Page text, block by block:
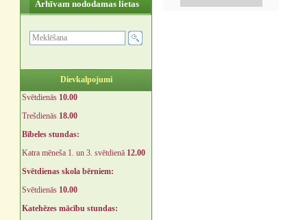
Arhīvam nododamas lietas
Dievkalpojumi
Svētdienās 10.00
Trešdienās 18.00
Bībeles stundas:
Katra mēneša 1. un 3. svētdienā 12.00
Svētdienas skola bērniem:
Svētdienās 10.00
Katehēzes mācību stundas: